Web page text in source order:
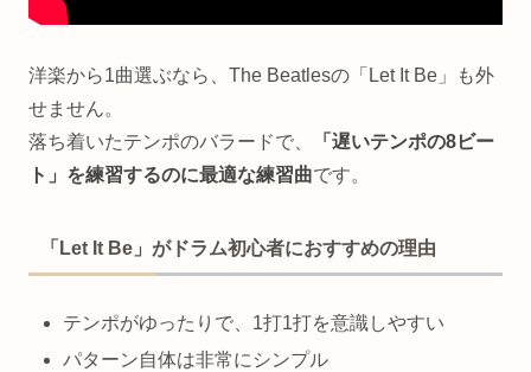
洋楽から1曲選ぶなら、The Beatlesの「Let It Be」も外
せません。
落ち着いたテンポのバラードで、
「遅いテンポの8ビー
ト」を練習するのに最適な練習曲です。
「Let It Be」がドラム初心者におすすめの理由
テンポがゆったりで、1打1打を意識しやすい
パターン自体は非常にシンプル